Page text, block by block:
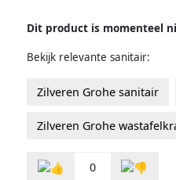
Dit product is momenteel
Bekijk relevante sanitair:
Zilveren Grohe sanitair
Zilveren Grohe
0